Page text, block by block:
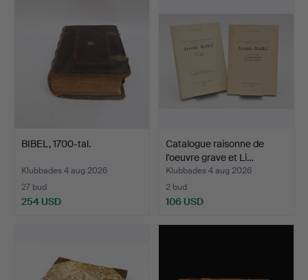
BIBEL, 1700-tal.
Klubbades 4 aug 2026
27 bud
254 USD
Catalogue raisonne de
l'oeuvre grave et Li…
Klubbades 4 aug 2026
2 bud
106 USD